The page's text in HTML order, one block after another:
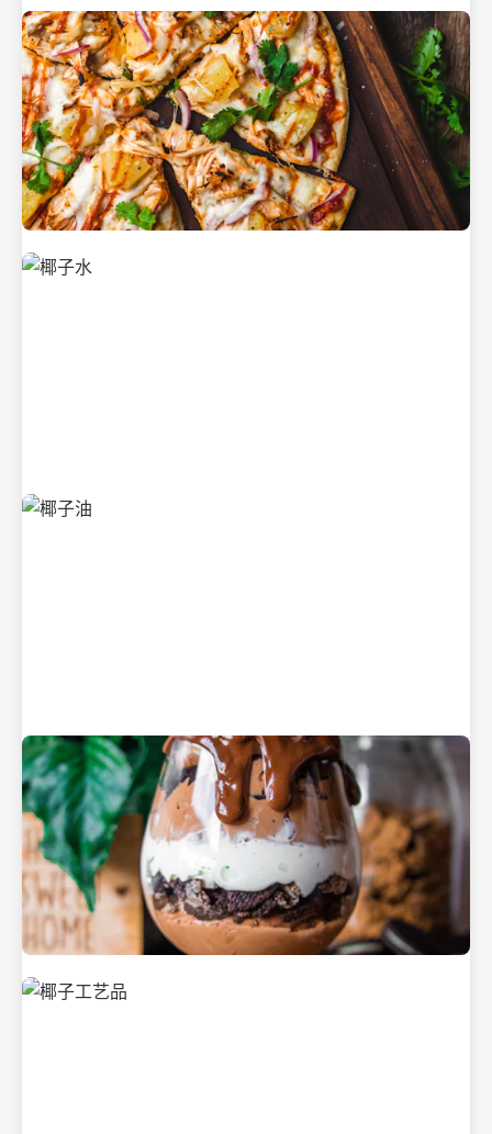
热带海滩上的椰子树
新鲜采摘的椰子
清凉解渴的椰子水
纯净的初榨椰子油
美味的椰子食品